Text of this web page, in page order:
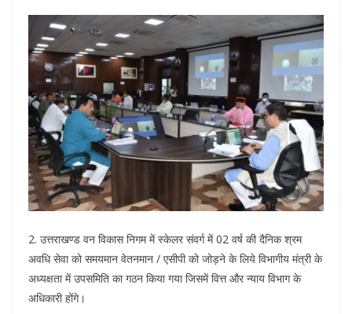
2. उत्तराखण्ड वन विकास निगम में स्केलर संवर्ग में 02 वर्ष की दैनिक श्रम
अवधि सेवा को समयमान वेतनमान / एसीपी को जोड़ने के लिये विभागीय मंत्री के
अध्यक्षता में उपसमिति का गठन किया गया जिसमें वित्त और न्याय विभाग के
अधिकारी होंगे।